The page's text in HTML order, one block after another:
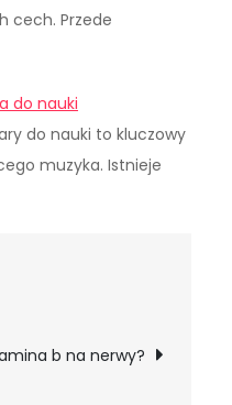
cech. Przede
do nauki
do nauki to kluczowy
muzyka. Istnieje
b na nerwy?